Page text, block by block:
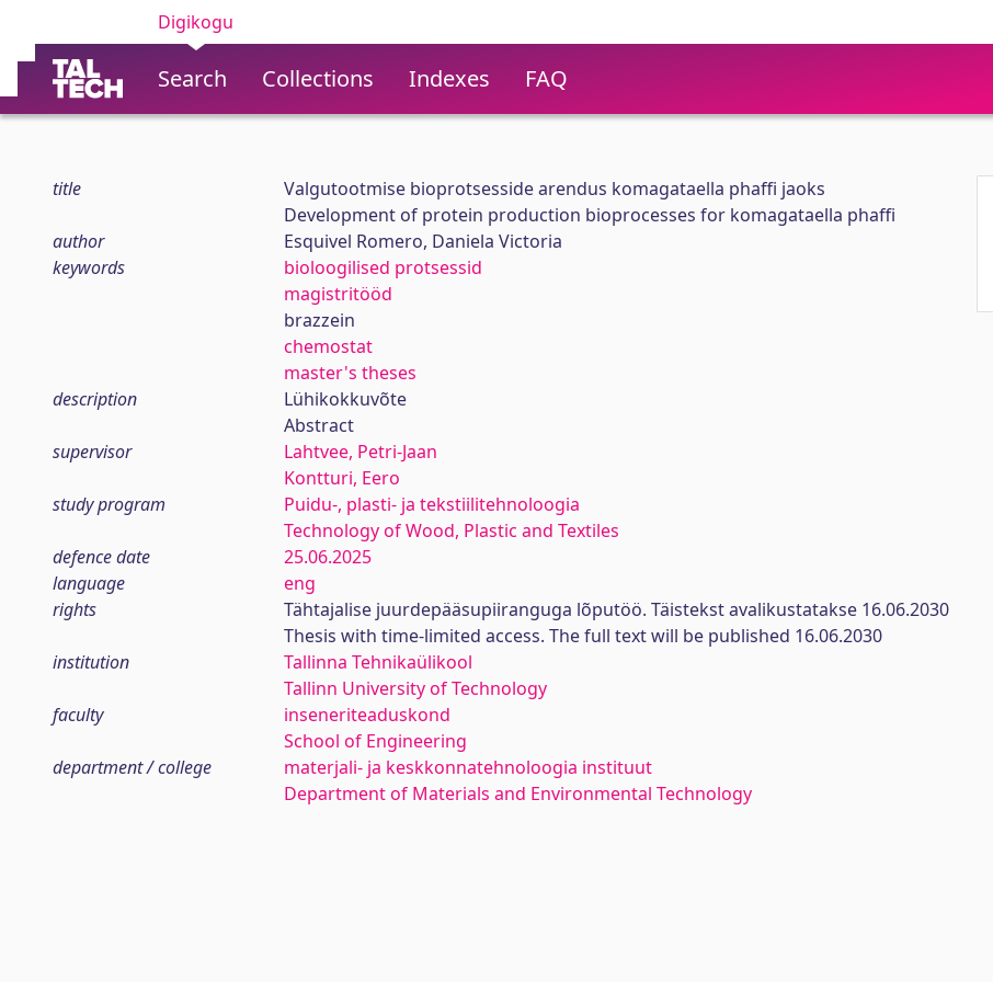
Digikogu
Search Collections Indexes FAQ
title
Valgutootmise bioprotsesside arendus komagataella phaffi jaoks
Development of protein production bioprocesses for komagataella phaffi
author
Esquivel Romero, Daniela Victoria
keywords
bioloogilised protsessid
magistritööd
brazzein
chemostat
master's theses
description
Lühikokkuvõte
Abstract
supervisor
Lahtvee, Petri-Jaan
Kontturi, Eero
study program
Puidu-, plasti- ja tekstiilitehnoloogia
Technology of Wood, Plastic and Textiles
defence date
25.06.2025
language
eng
rights
Tähtajalise juurdepääsupiiranguga lõputöö. Täistekst avalikustatakse 16.06.2030
Thesis with time-limited access. The full text will be published 16.06.2030
institution
Tallinna Tehnikaülikool
Tallinn University of Technology
faculty
inseneriteaduskond
School of Engineering
department / college
materjali- ja keskkonnatehnoloogia instituut
Department of Materials and Environmental Technology